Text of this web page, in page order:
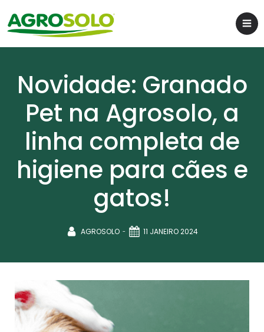
Novidade: Granado
Pet na Agrosolo, a
linha completa de
higiene para cães e
gatos!
AGROSOLO - 11 JANEIRO 2024